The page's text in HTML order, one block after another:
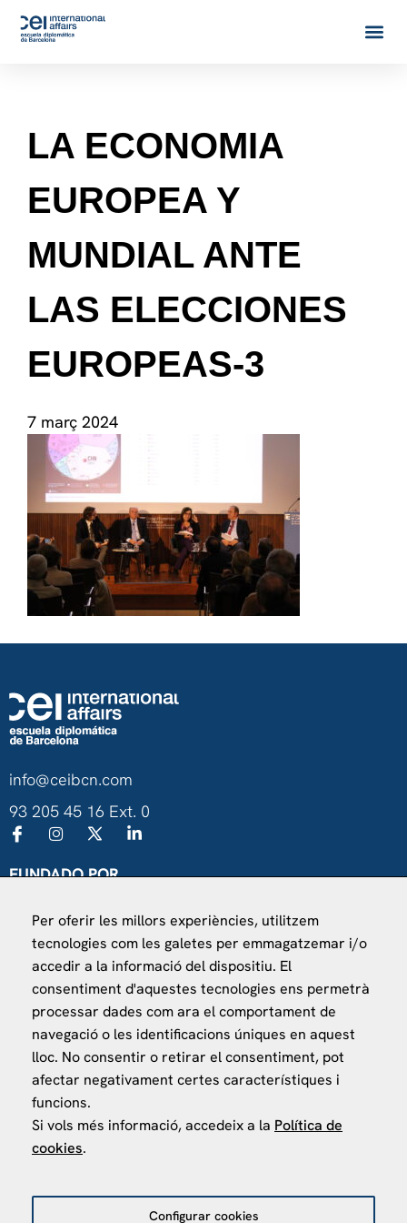
LA ECONOMIA
EUROPEA Y
MUNDIAL ANTE
LAS ELECCIONES
EUROPEAS-3
7 març 2024
info@ceibcn.com
93 205 45 16 Ext. 0
FUNDADO POR
Ministerio de Asuntos Exteriores, UE y Cooperación
Fundación "la Caixa"
VISÍTANOS
Finca Agustí Pedro Pons
Av. Valvidrera, 25
Per oferir les millors experiències, utilitzem
tecnologies com les galetes per emmagatzemar i/o
accedir a la informació del dispositiu. El
consentiment d'aquestes tecnologies ens permetrà
processar dades com ara el comportament de
navegació o les identificacions úniques en aquest
lloc. No consentir o retirar el consentiment, pot
afectar negativament certes característiques i
funcions.
Si vols més informació, accedeix a la Política de
cookies.
Configurar cookies